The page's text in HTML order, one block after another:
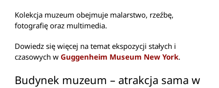
Kolekcja muzeum obejmuje malarstwo, rzeźbę,
fotografię oraz multimedia.
Dowiedz się więcej na temat ekspozycji stałych i
czasowych w Guggenheim Museum New York.
Budynek muzeum – atrakcja sama w